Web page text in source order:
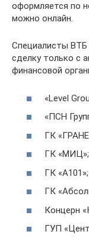
оформляется по
можно онлайн.
Специалисты
сделку только с
финансовой
«Level
«ПСН
ГК
ГК «МИЦ»;
ГК «А101»;
ГК
Концерн
ГУП